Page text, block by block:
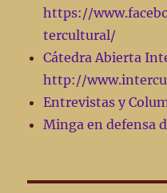
https://
tercultural/
Cátedra Abierta
http://
Entrevistas y
Minga en defensa